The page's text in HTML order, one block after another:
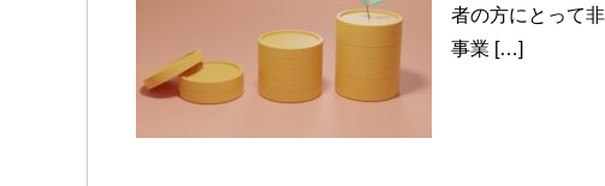
者の方にとって
事業 […]